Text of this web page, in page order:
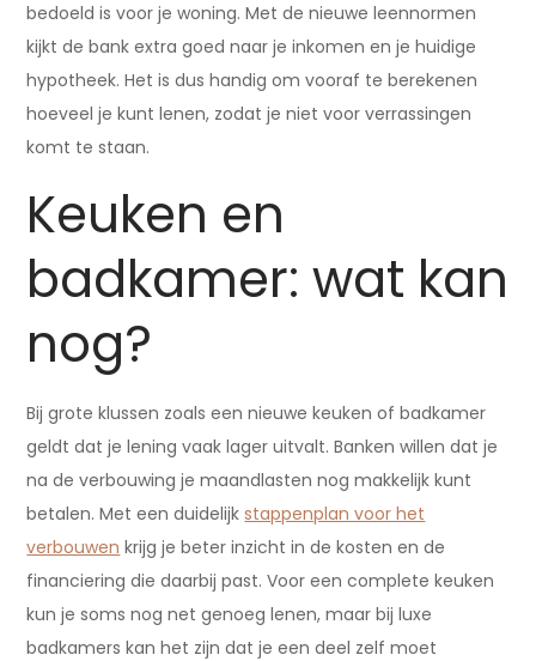
bedoeld is voor je woning. Met de nieuwe leennormen
kijkt de bank extra goed naar je inkomen en je huidige
hypotheek. Het is dus handig om vooraf te berekenen
hoeveel je kunt lenen, zodat je niet voor verrassingen
komt te staan.
Keuken en
badkamer: wat kan
nog?
Bij grote klussen zoals een nieuwe keuken of badkamer
geldt dat je lening vaak lager uitvalt. Banken willen dat je
na de verbouwing je maandlasten nog makkelijk kunt
betalen. Met een duidelijkstappenplan voor het
verbouwen krijg je beter inzicht in de kosten en de
financiering die daarbij past. Voor een complete keuken
kun je soms nog net genoeg lenen, maar bij luxe
badkamers kan het zijn dat je een deel zelf moet